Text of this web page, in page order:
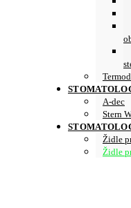
A-dec
Stern
Židle
Židle